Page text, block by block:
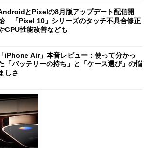
とPixelの8月版アップデート配信開
「Pixel 10」シリーズのタッチ不具合修正
GPU性能改善なども
「iPhone Air」本音レビュー：使って分かっ
「バッテリーの持ち」と「ケース選び」の悩
ましさ